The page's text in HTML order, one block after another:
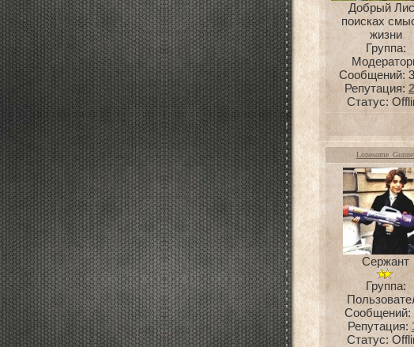
Добрый
поисках
жизни
Группа:
Сообщений:
Репутация:
Статус:
Сержант
Группа:
Сообщений:
Репутация:
Статус: